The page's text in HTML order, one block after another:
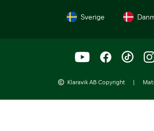
Sverige
Klaravik AB Copyright |